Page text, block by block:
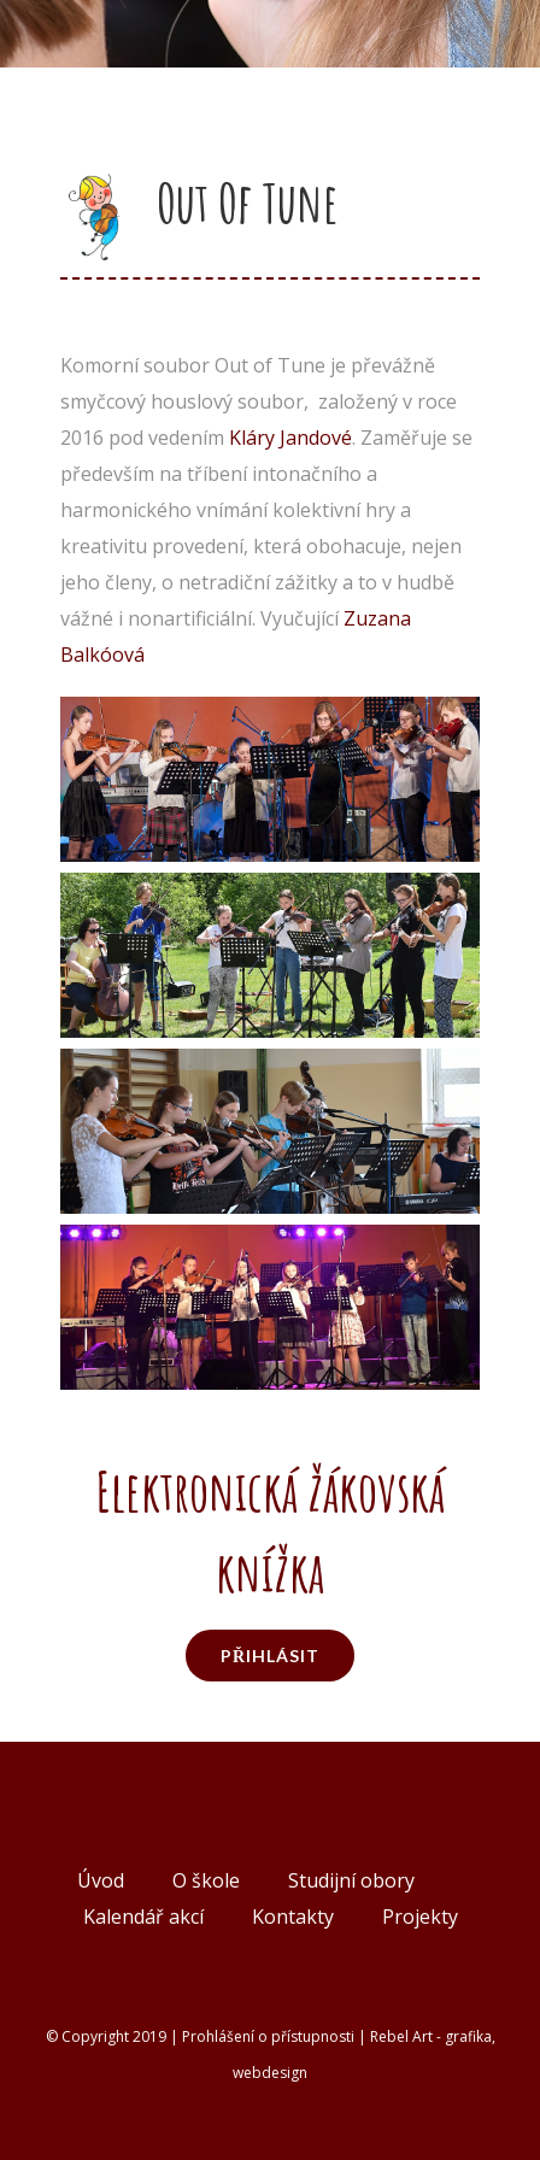
Out Of Tune
Komorní soubor Out of Tune je převážně
smyčcový houslový soubor, založený v roce
2016 pod vedením Kláry Jandové. Zaměřuje se
především na tříbení intonačního a
harmonického vnímání kolektivní hry a
kreativitu provedení, která obohacuje, nejen
jeho členy, o netradiční zážitky a to v hudbě
vážné i nonartificiální. VyučujícíZuzana
Balkóová
Elektronická žákovská
knížka
PŘIHLÁSIT
Úvod O škole
Studijní obory
Kalendář akcí
Kontakty Projekty
© Copyright 2019 | Prohlášení o přístupnosti | Rebel Art - grafika,
webdesign